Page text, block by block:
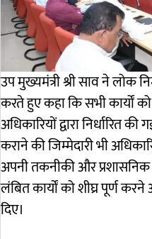
उप मुख्यमंत्री श्री साव ने लोक
करते हुए कहा कि सभी कार्यों
अधिकारियों द्वारा निर्धारित
कराने की जिम्मेदारी भी
अपनी तकनीकी और प्रशासनिक
लंबित कार्यों को शीघ्र पूर्ण
दिए।